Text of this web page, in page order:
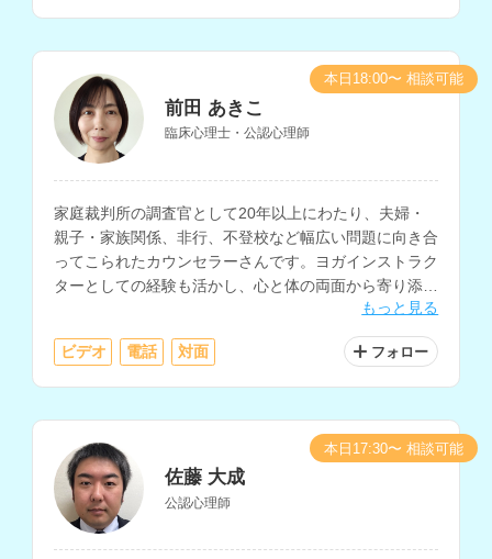
前田 あきこ
臨床心理士・公認心理師
家庭裁判所の調査官として20年以上にわたり、夫婦・
親子・家族関係、非行、不登校など幅広い問題に向き合
ってこられたカウンセラーさんです。ヨガインストラク
ターとしての経験も活かし、心と体の両面から寄り添っ
もっと見る
ビデオ 電話 対面 フォロー
本日18:00〜 相談可能
佐藤 大成
公認心理師
本日17:30〜 相談可能